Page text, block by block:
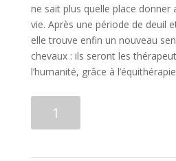
ne sait plus quelle place donner
vie. Après une période de deuil
elle trouve enfin un nouveau
chevaux : ils seront les
l’humanité, grâce à